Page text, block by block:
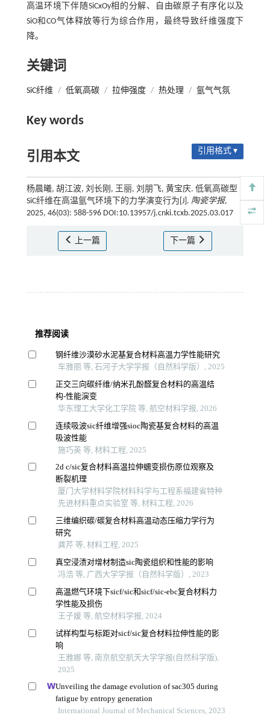
高温环境下伴随SiCxOy相的分解、自由碳原子有序化以及
SiO和CO气体释放等行为综合作用，最终导致纤维强度下
降。
关键词
SiC纤维 / 低氧高碳 / 拉伸强度 / 热处理 / 氩气气氛
Key words
引用本文 引用格式 ▾
杨晨曦, 胡江波, 刘长刚, 王丽, 刘朋飞, 黄宝庆. 低氧高碳型
SiC纤维在高温氩气环境下的力学演变行为[J]. 陶瓷学报,
2025, 46(03): 588-596 DOI:10.13957/j.cnki.tcxb.2025.03.017
上一篇 下一篇